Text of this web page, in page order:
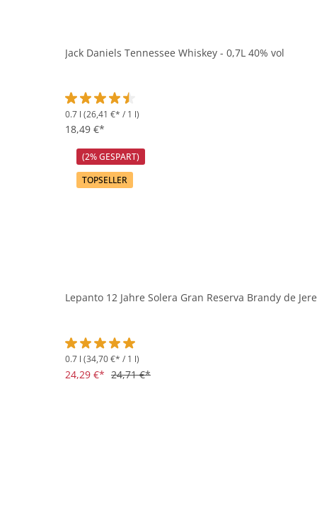
Jack Daniels Tennessee Whiskey - 0,7L 40% vol
Durchschnittliche Bewertung von 4.6 von 5 Sternen
0.7 l (26,41 €* / 1 l)
18,49 €*
(2% GESPART)
TOPSELLER
Lepanto 12 Jahre Solera Gran Reserva Brandy de
Durchschnittliche Bewertung von 5 von 5 Sternen
0.7 l (34,70 €* / 1 l)
24,29 €* 24,71 €*